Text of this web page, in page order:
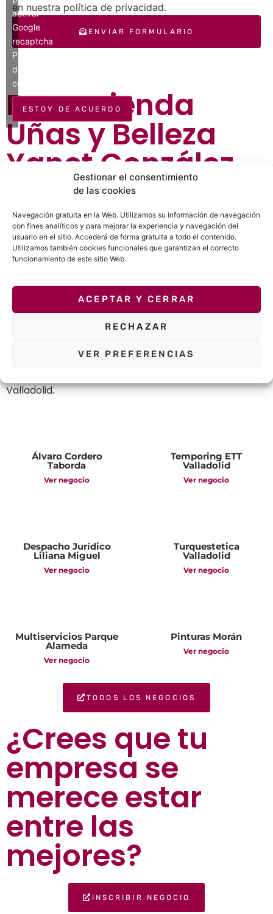
Gestionar el consentimiento
de las cookies
Navegación gratuita en la Web. Utilizamos su información de navegación
con fines analíticos y para mejorar la experiencia y navegación del
usuario en el sitio. Accederá de forma gratuita a todo el contenido.
Utilizamos también cookies funcionales que garantizan el correcto
funcionamiento de este sitio Web.
ACEPTAR Y CERRAR
RECHAZAR
VER PREFERENCIAS
en nuestra política de privacidad.
activar
Google
recaptcha
Política
de
cookies
ESTOY DE ACUERDO
ENVIAR FORMULARIO
Recomienda
Uñas y Belleza
Yanet González
¿Ya conoces Uñas y Belleza Yanet González?
Recomiéndaselo a tus amigos y familiares.
WhatsApp Telegram Facebook
Otros negocios
Top Valladolid
Valladolid.
Álvaro Cordero
Taborda
Ver negocio
Temporing ETT
Valladolid
Ver negocio
Despacho Jurídico
Liliana Miguel
Ver negocio
Turquestetica
Valladolid
Ver negocio
Multiservicios Parque
Alameda
Ver negocio
Pinturas Morán
Ver negocio
TODOS LOS NEGOCIOS
¿Crees que tu
empresa se
merece estar
entre las
mejores?
INSCRIBIR NEGOCIO